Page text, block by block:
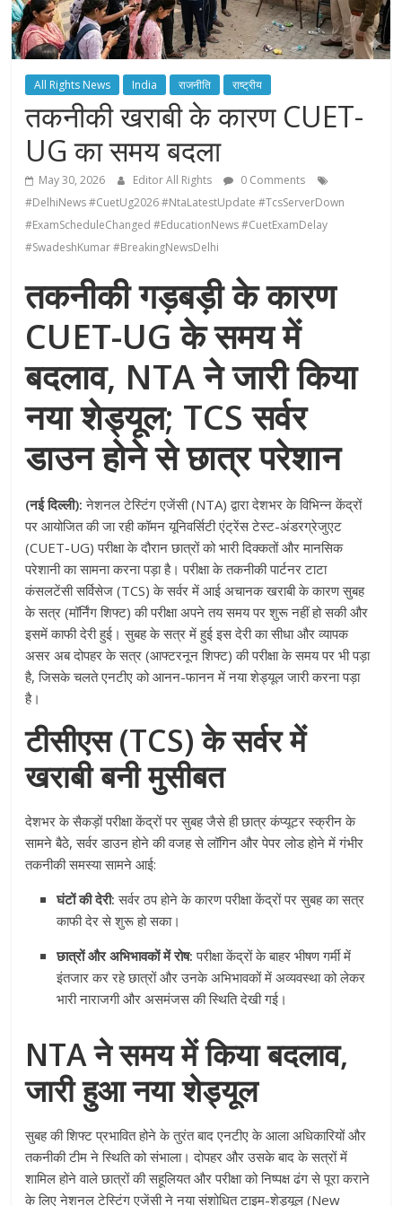
All Rights News India राजनीति राष्ट्रीय
तकनीकी खराबी के कारण CUET-
UG का समय बदला
May 30, 2026 Editor All Rights
0 Comments
#DelhiNews #CuetUg2026 #NtaLatestUpdate #TcsServerDown
#ExamScheduleChanged #EducationNews #CuetExamDelay
#SwadeshKumar #BreakingNewsDelhi
तकनीकी गड़बड़ी के कारण
CUET-UG के समय में
बदलाव, NTA ने जारी किया
नया शेड्यूल; TCS सर्वर
डाउन होने से छात्र परेशान
(नई दिल्ली): नेशनल टेस्टिंग एजेंसी (NTA) द्वारा देशभर के विभिन्न केंद्रों
पर आयोजित की जा रही कॉमन यूनिवर्सिटी एंट्रेंस टेस्ट-अंडरग्रेजुएट
(CUET-UG) परीक्षा के दौरान छात्रों को भारी दिक्कतों और मानसिक
परेशानी का सामना करना पड़ा है। परीक्षा के तकनीकी पार्टनर टाटा
कंसलटेंसी सर्विसेज (TCS) के सर्वर में आई अचानक खराबी के कारण सुबह
के सत्र (मॉर्निंग शिफ्ट) की परीक्षा अपने तय समय पर शुरू नहीं हो सकी और
इसमें काफी देरी हुई। सुबह के सत्र में हुई इस देरी का सीधा और व्यापक
असर अब दोपहर के सत्र (आफ्टरनून शिफ्ट) की परीक्षा के समय पर भी पड़ा
है, जिसके चलते एनटीए को आनन-फानन में नया शेड्यूल जारी करना पड़ा
है।
टीसीएस (TCS) के सर्वर में
खराबी बनी मुसीबत
देशभर के सैकड़ों परीक्षा केंद्रों पर सुबह जैसे ही छात्र कंप्यूटर स्क्रीन के
सामने बैठे, सर्वर डाउन होने की वजह से लॉगिन और पेपर लोड होने में गंभीर
तकनीकी समस्या सामने आई:
घंटों की देरी: सर्वर ठप होने के कारण परीक्षा केंद्रों पर सुबह का सत्र
काफी देर से शुरू हो सका।
छात्रों और अभिभावकों में रोष: परीक्षा केंद्रों के बाहर भीषण गर्मी में
इंतजार कर रहे छात्रों और उनके अभिभावकों में अव्यवस्था को लेकर
भारी नाराजगी और असमंजस की स्थिति देखी गई।
NTA ने समय में किया बदलाव,
जारी हुआ नया शेड्यूल
सुबह की शिफ्ट प्रभावित होने के तुरंत बाद एनटीए के आला अधिकारियों और
तकनीकी टीम ने स्थिति को संभाला। दोपहर और उसके बाद के सत्रों में
शामिल होने वाले छात्रों की सहूलियत और परीक्षा को निष्पक्ष ढंग से पूरा कराने
के लिए नेशनल टेस्टिंग एजेंसी ने नया संशोधित टाइम-शेड्यूल (New